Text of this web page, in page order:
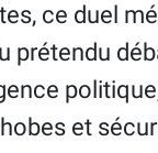
ce duel
prétendu
et